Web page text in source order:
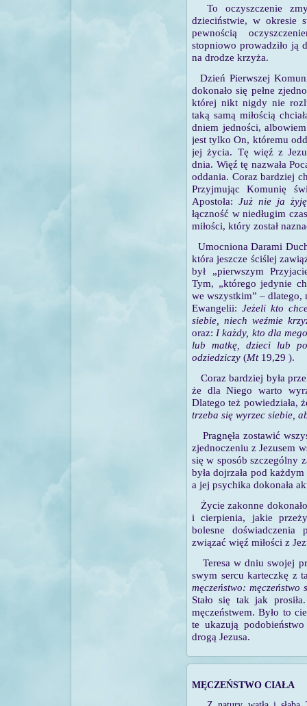
To oczyszczenie
dzieciństwie, w okresie
pewnością
stopniowo prowadziło ją
na drodze krzyża.
Dzień Pierwszej
dokonało się pełne
której nikt nigdy nie
taką samą miłością
dniem jedności,
jest tylko On, któremu
jej życia. Tę więź z
dnia. Więź tę nazwała
oddania. Coraz bardziej
Przyjmując Komunię
Apostoła: Już nie ja
łączność w niedługim
miłości, który został
Umocniona Darami
która jeszcze ściślej
był „pierwszym
Tym, „którego jedynie
we wszystkim” – dlatego,
Ewangelii: Jeżeli kto
siebie, niech weźmie
oraz: I każdy, kto dla
lub matkę, dzieci lub
odziedziczy (Mt 19,29 ).
Coraz bardziej była
że dla Niego warto
Dlatego też powiedziała,
trzeba się wyrzec siebie,
Pragnęła zostawić
zjednoczeniu z Jezusem
się w sposób szczególny
była dojrzała pod
a jej psychika dokonała
Życie zakonne
i cierpienia, jakie
bolesne
związać więź miłości z
Teresa w dniu swojej
swym sercu karteczkę z
męczeństwo:
Stało się tak jak
męczeństwem. Było to
te ukazują
drogą Jezusa.
MĘCZEŃSTWO CIAŁA